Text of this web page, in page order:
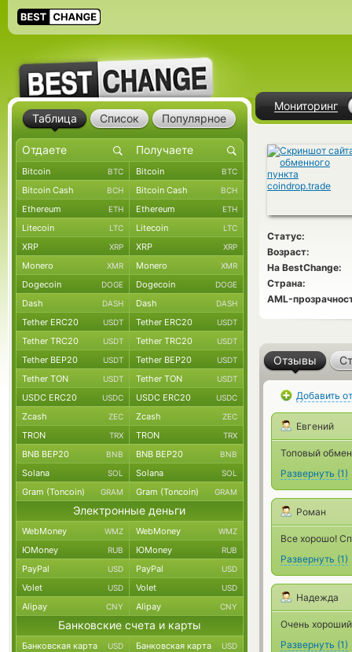
Мониторинг
Статус:
Возраст:
На BestChange:
Страна:
AML-
Отзывы
Добавить
Евгений
Топовый
Развернуть (1)
Роман
Все хорошо!
Развернуть (1)
Надежда
Очень
Развернуть (1)
Таблица Список Популярное
Bitcoin BTC Bitcoin BTC
Bitcoin Cash BCH Bitcoin Cash BCH
Ethereum ETH Ethereum ETH
Litecoin LTC Litecoin LTC
XRP XRP XRP XRP
Monero XMR Monero XMR
Dogecoin DOGE Dogecoin DOGE
Dash DASH Dash DASH
Tether ERC20 USDT Tether ERC20 USDT
Tether TRC20 USDT Tether TRC20 USDT
Tether BEP20 USDT Tether BEP20 USDT
Tether TON USDT Tether TON USDT
USDC ERC20 USDC USDC ERC20 USDC
Zcash ZEC Zcash ZEC
TRON TRX TRON TRX
BNB BEP20 BNB BNB BEP20 BNB
Solana SOL Solana SOL
Gram (Toncoin) GRAM Gram (Toncoin) GRAM
Электронные деньги
WebMoney WMZ WebMoney WMZ
ЮMoney RUB ЮMoney RUB
PayPal USD PayPal USD
Volet USD Volet USD
Alipay CNY Alipay CNY
Банковские счета и карты
Банковская карта USD Банковская карта USD